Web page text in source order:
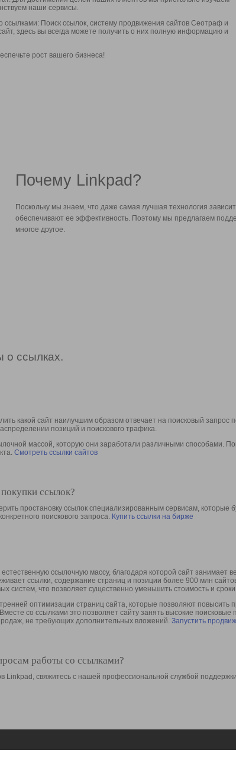
наши сервисы.
Поиск ссылок, систему продвижения сайтов Сеотраф и
здесь вы всегда можете получить о них полную информацию и
рост вашего бизнеса!
Почему Linkpad?
Поскольку мы знаем, что даже самая лучшая технология
обеспечивают ее эффективность. Поэтому мы предлагаем
многое другое.
о ссылках.
какой сайт наилучшим образом отвечает на поисковый запрос
позиций и поискового трафика.
массой, которую они заработали различными способами.
Смотреть ссылки сайтов
ссылок?
простановку ссылок специализированным сервисам, которые
поискового запроса. Купить ссылки на бирже
ссылочную массу, благодаря которой сайт
ссылки, содержание страниц и позиции более 900 млн
систем, что позволяет существенно уменьшить стоимость и
оптимизации страниц сайта, которые позволяют повысить
со ссылками это позволяет сайту занять высокие
не требующих дополнительных вложений. Запустить
работы со ссылками?
Linkpad, свяжитесь с нашей профессиональной службой